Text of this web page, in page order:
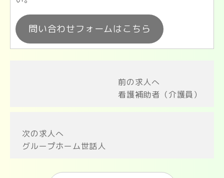
問い合わせフォームはこちら
前の求人へ
看護補助者（介護員）
次の求人へ
グループホーム世話人